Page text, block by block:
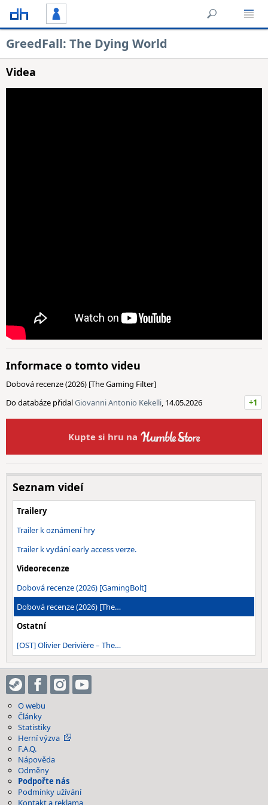
GreedFall: The Dying World
Videa
Informace o tomto videu
Dobová recenze (2026) [The Gaming Filter]
Do databáze přidalGiovanni Antonio Kekelli, 14.05.2026 +1
Kupte si hru na
Seznam videí
Trailery
Trailer k oznámení hry
Trailer k vydání early access verze.
Videorecenze
Dobová recenze (2026) [GamingBolt]
Dobová recenze (2026) [The…
Ostatní
[OST] Olivier Derivière – The…
O webu
Články
Statistiky
Herní výzva
F.A.Q.
Nápověda
Odměny
Podpořte nás
Podmínky užívání
Kontakt a reklama